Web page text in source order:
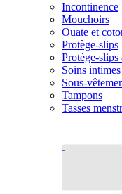
Incontinence
Mouchoirs
Ouate et
Protège-slips
Protège-
Soins intimes
Sous-
Tampons
Tasses